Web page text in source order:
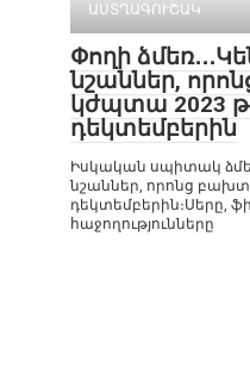
ԱՍՏՂԱԳՈՒՇԱԿ
Փողի
նշաններ,
կժպտա 2023
դեկտեմբերին
Իսկական սպիտակ
նշաններ, որոնց
դեկտեմբերին։Սերը,
հաջողությունները